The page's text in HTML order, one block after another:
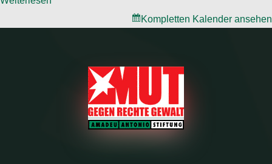
Kompletten Kalender ansehen